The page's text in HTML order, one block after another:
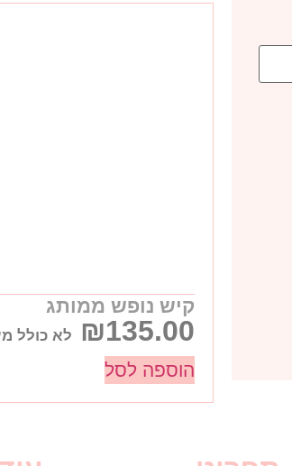
קיש נופש ממותג
₪135.00 לא כולל
הוספה לסל